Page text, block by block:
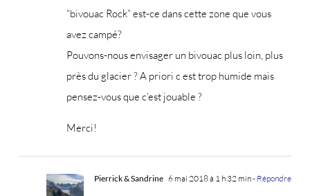
“bivouac Rock” est-ce dans cette zone que vous
avez campé?
Pouvons-nous envisager un bivouac plus loin, plus
près du glacier ? A priori c est trop humide mais
pensez-vous que c’est jouable ?
Merci!
Pierrick & Sandrine 6 mai 2018 à 1 h 32 min- Répondre